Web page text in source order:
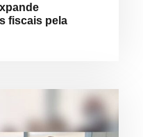
fiscais pela